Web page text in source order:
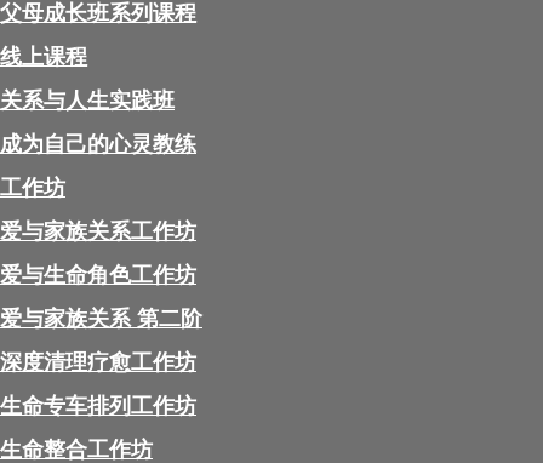
父母成长班系列课程
线上课程
关系与人生实践班
成为自己的心灵教练
工作坊
爱与家族关系工作坊
爱与生命角色工作坊
爱与家族关系 第二阶
深度清理疗愈工作坊
生命专车排列工作坊
生命整合工作坊